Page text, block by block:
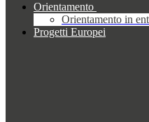
Orientamento
Orientamento in
Progetti Europei